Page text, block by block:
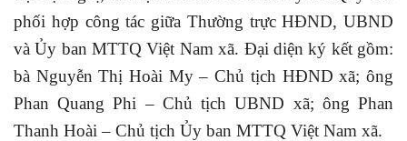
phối hợp công tác giữa Thường trực HĐND, UBND
và Ủy ban MTTQ Việt Nam xã. Đại diện ký kết gồm:
bà Nguyễn Thị Hoài My – Chủ tịch HĐND xã; ông
Phan Quang Phi – Chủ tịch UBND xã; ông Phan
Thanh Hoài – Chủ tịch Ủy ban MTTQ Việt Nam xã.